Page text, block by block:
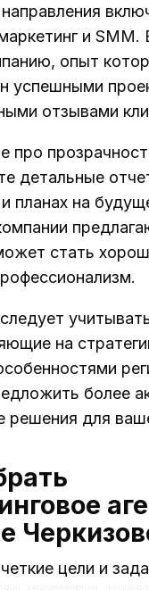
и SMM.
опыт
успешными
отзывами
про
детальные
планах на
стать
на
более
решения для
цели и